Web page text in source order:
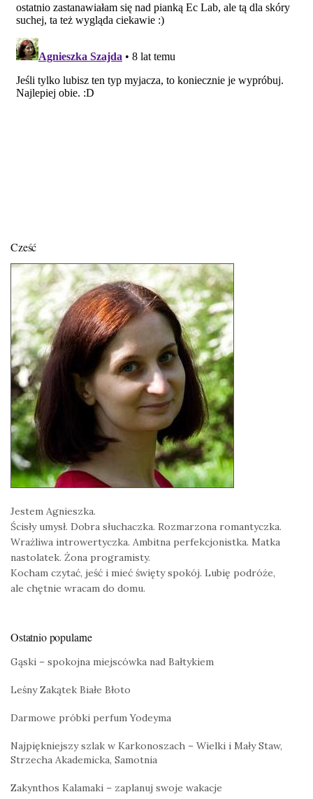
Cześć
Jestem Agnieszka.
Ścisły umysł. Dobra słuchaczka. Rozmarzona romantyczka.
Wrażliwa introwertyczka. Ambitna perfekcjonistka. Matka
nastolatek. Żona programisty.
Kocham czytać, jeść i mieć święty spokój. Lubię podróże,
ale chętnie wracam do domu.
Ostatnio popularne
Gąski – spokojna miejscówka nad Bałtykiem
Leśny Zakątek Białe Błoto
Darmowe próbki perfum Yodeyma
Najpiękniejszy szlak w Karkonoszach – Wielki i Mały Staw,
Strzecha Akademicka, Samotnia
Zakynthos Kalamaki – zaplanuj swoje wakacje